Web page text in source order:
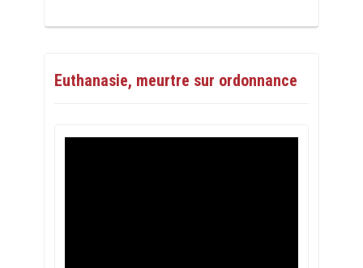
Euthanasie, meurtre sur ordonnance